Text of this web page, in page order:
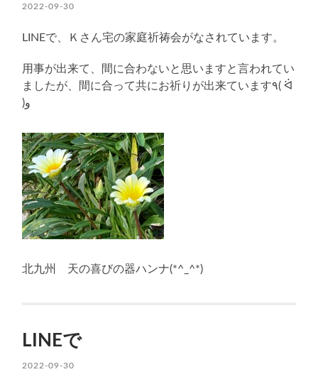
2022-09-30
LINEで、Ｋさん宅の家庭祈祷会がなされています。
用事が出来て、間に合わないと思いますと言われてい
ましたが、間に合って共にお祈りが出来ています٩( ᐛ
)و
北九州 天の喜びの器ハンナ(*^_^*)
LINEで
2022-09-30